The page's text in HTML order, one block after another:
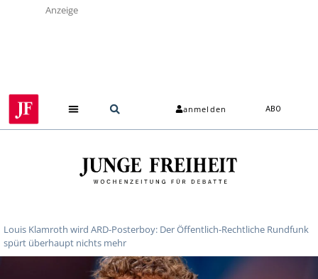
Anzeige
anmelden ABO
Louis Klamroth wird ARD-Posterboy: Der Öffentlich-Rechtliche Rundfunk
spürt überhaupt nichts mehr